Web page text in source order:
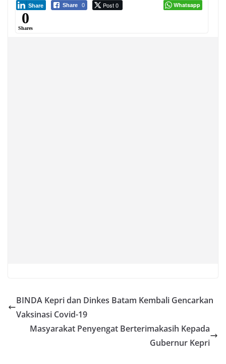
Share 0 Post 0
Share Whatsapp
0
Shares
BINDA Kepri dan Dinkes Batam Kembali Gencarkan
Vaksinasi Covid-19
Masyarakat Penyengat Berterimakasih Kepada
Gubernur Kepri